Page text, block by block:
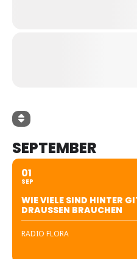
SEPTEMBER
01
SEP
WIE VIELE SIND HINTER
DRAUSSEN BRAUCHEN
RADIO FLORA